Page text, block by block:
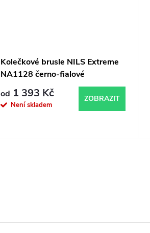
Kolečkové brusle NILS Extreme
NA1128 černo-fialové
od 1 393 Kč
Není skladem
ZOBRAZIT